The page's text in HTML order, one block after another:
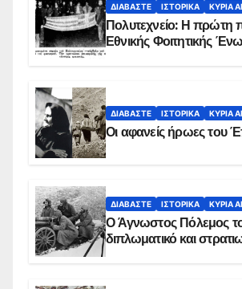
ΔΙΑΒΆΣΤΕ ΙΣΤΟΡΙΚΆ ΚΥΡΙΑ
Πολυτεχνείο: Η πρώτη
Εθνικής Φοιτητικής
ΔΙΑΒΆΣΤΕ ΙΣΤΟΡΙΚΆ ΚΥΡΙΑ
Οι αφανείς ήρωες του
ΔΙΑΒΆΣΤΕ ΙΣΤΟΡΙΚΆ ΚΥΡΙΑ
Ο Άγνωστος Πόλεμος
διπλωματικό και